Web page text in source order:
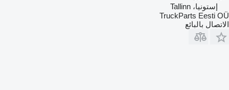
إستونيا، Tallinn
TruckParts Eesti OÜ
الاتصال بالبائع